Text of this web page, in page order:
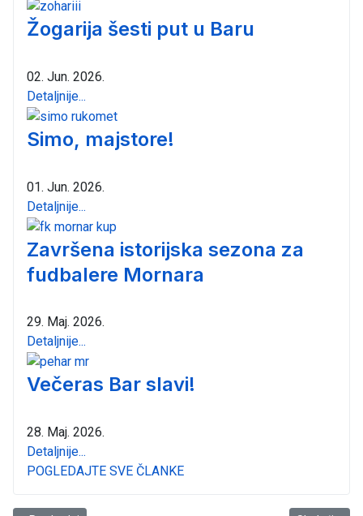
Žogarija šesti put u Baru
02. Jun. 2026.
Detaljnije...
Simo, majstore!
01. Jun. 2026.
Detaljnije...
Završena istorijska sezona za
fudbalere Mornara
29. Maj. 2026.
Detaljnije...
Večeras Bar slavi!
28. Maj. 2026.
Detaljnije...
POGLEDAJTE SVE ČLANKE